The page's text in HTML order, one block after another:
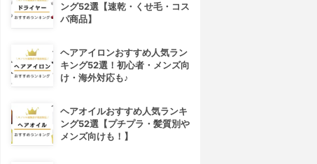
ング52選【速乾・くせ毛・コス
パ商品】
ヘアアイロンおすすめ人気ラン
キング52選！初心者・メンズ向
け・海外対応も♪
ヘアオイルおすすめ人気ランキ
ング52選【プチプラ・髪質別や
メンズ向けも！】